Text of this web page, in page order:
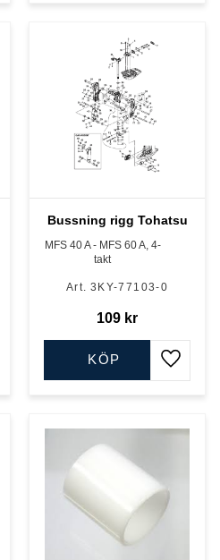
till i favoriter
Bussning rigg Tohatsu
MFS 40 A - MFS 60 A, 4-
takt
3KY-77103-0
109 kr
Lägg
KÖP